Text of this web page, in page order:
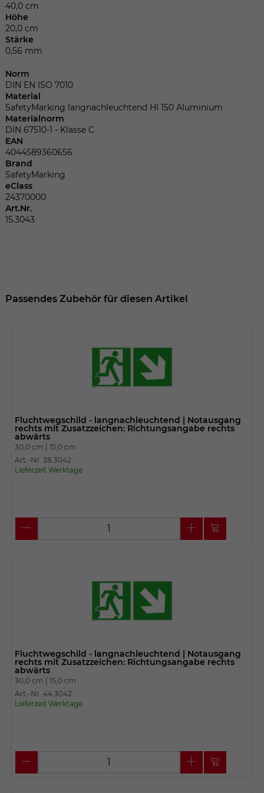
40,0 cm
Höhe
20,0 cm
Stärke
0,56 mm
Norm
DIN EN ISO 7010
Material
SafetyMarking langnachleuchtend HI 150 Aluminium
Materialnorm
DIN 67510-1 - Klasse C
EAN
4044589360656
Brand
SafetyMarking
eClass
24370000
Art.Nr.
15.3043
Passendes Zubehör für diesen Artikel
Fluchtwegschild - langnachleuchtend | Notausgang
rechts mit Zusatzzeichen: Richtungsangabe rechts
abwärts
30,0 cm | 15,0 cm
Art.-Nr. 38.3042
Lieferzeit Werktage
Fluchtwegschild - langnachleuchtend | Notausgang
rechts mit Zusatzzeichen: Richtungsangabe rechts
abwärts
30,0 cm | 15,0 cm
Art.-Nr. 44.3042
Lieferzeit Werktage
Zweck
Name fe_typo_user
Anbieter TYPO3
Laufzeit
Zweck